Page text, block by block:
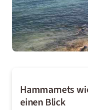
Hammamets
einen Blick